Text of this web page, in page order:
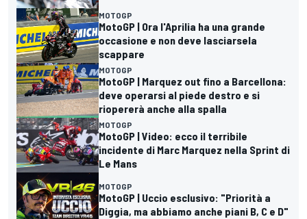
MOTOGP
MotoGP | Ora l'Aprilia ha una grande
occasione e non deve lasciarsela
scappare
MOTOGP
MotoGP | Marquez out fino a Barcellona:
deve operarsi al piede destro e si
riopererà anche alla spalla
MOTOGP
MotoGP | Video: ecco il terribile
incidente di Marc Marquez nella Sprint di
Le Mans
MOTOGP
MotoGP | Uccio esclusivo: "Priorità a
Diggia, ma abbiamo anche piani B, C e D"